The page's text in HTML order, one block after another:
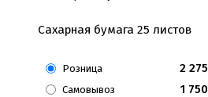
Сахарная бумага 25 листов
Розница 2 275
Самовывоз 1 750